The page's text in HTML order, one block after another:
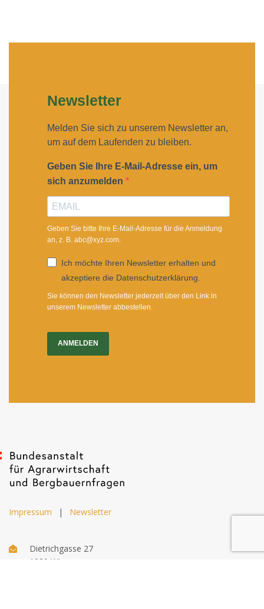
Newsletter
Melden Sie sich zu unserem Newsletter an,
um auf dem Laufenden zu bleiben.
Geben Sie Ihre E-Mail-Adresse ein, um
sich anzumelden
Geben Sie bitte Ihre E-Mail-Adresse für die Anmeldung
an, z. B. abc@xyz.com.
Ich möchte Ihren Newsletter erhalten und
akzeptiere die Datenschutzerklärung.
Sie können den Newsletter jederzeit über den Link in
unserem Newsletter abbestellen.
ANMELDEN
Impressum | Newsletter
Dietrichgasse 27
1030 Wien